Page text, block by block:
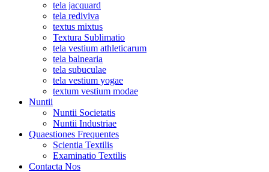
tela jacquard
tela rediviva
textus mixtus
Textura Sublimatio
tela vestium athleticarum
tela balnearia
tela subuculae
tela vestium yogae
textum vestium modae
Nuntii
Nuntii Societatis
Nuntii Industriae
Quaestiones Frequentes
Scientia Textilis
Examinatio Textilis
Contacta Nos